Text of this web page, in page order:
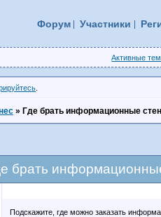
Форум Участники
Активные
» Где брать информационные
брать
Подскажите, где можно заказать